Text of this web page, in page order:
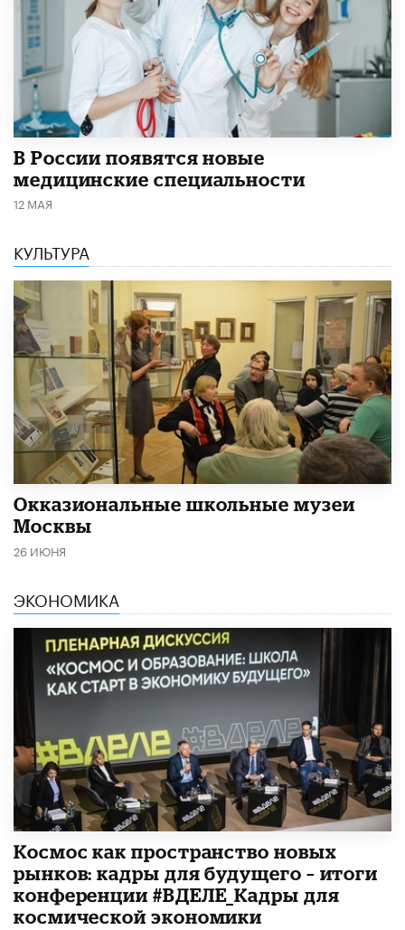
В России появятся новые
медицинские специальности
12 МАЯ
КУЛЬТУРА
​Окказиональные школьные музеи
Москвы
26 ИЮНЯ
ЭКОНОМИКА
Космос как пространство новых
рынков: кадры для будущего – итоги
конференции #ВДЕЛЕ_Кадры для
космической экономики